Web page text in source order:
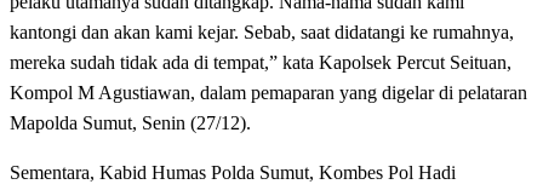
kantongi dan akan kami kejar. Sebab, saat didatangi ke rumahnya,
mereka sudah tidak ada di tempat,” kata Kapolsek Percut Seituan,
Kompol M Agustiawan, dalam pemaparan yang digelar di pelataran
Mapolda Sumut, Senin (27/12).
Sementara, Kabid Humas Polda Sumut, Kombes Pol Hadi